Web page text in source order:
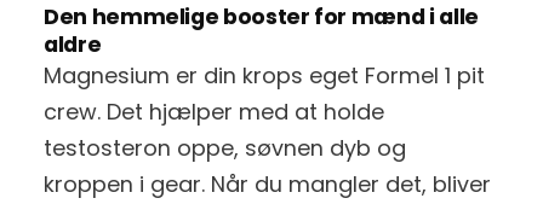
Den hemmelige booster for mænd i alle
aldre
Magnesium er din krops eget Formel 1 pit
crew. Det hjælper med at holde
testosteron oppe, søvnen dyb og
kroppen i gear. Når du mangler det, bliver